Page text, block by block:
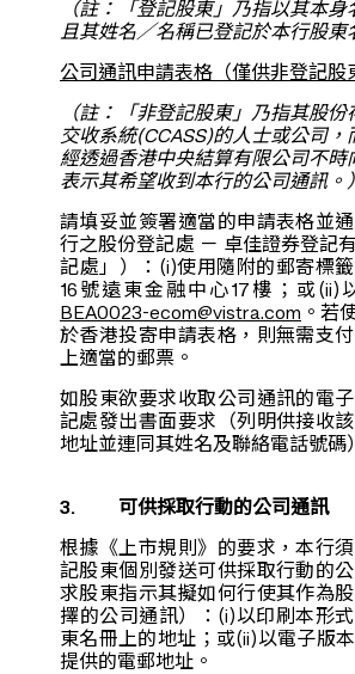
（註：「登記股東」乃指以其本
且其姓名／名稱已登記於本行股東
公司通訊申請表格（僅供非登記股
（註：「非登記股東」乃指其股
交收系統(CCASS)的人士或公司，
經透過香港中央結算有限公司不時
表示其希望收到本行的公司通訊。）
請填妥並簽署適當的申請表格並
行之股份登記處 － 卓佳證券登記
記處」）：(i)使用隨附的郵寄標
16號遠東金融中心17樓；或(ii)
BEA0023-ecom@vistra.com 。若
於香港投寄申請表格，則無需支
上適當的郵票。
如股東欲要求收取公司通訊的電
記處發出書面要求（列明供接收
地址並連同其姓名及聯絡電話號碼
3. 可供採取行動的公司通訊
根據《上市規則》的要求，本行
記股東個別發送可供採取行動的
求股東指示其擬如何行使其作為
擇的公司通訊）：(i)以印刷本形
東名冊上的地址；或(ii)以電子版
提供的電郵地址。